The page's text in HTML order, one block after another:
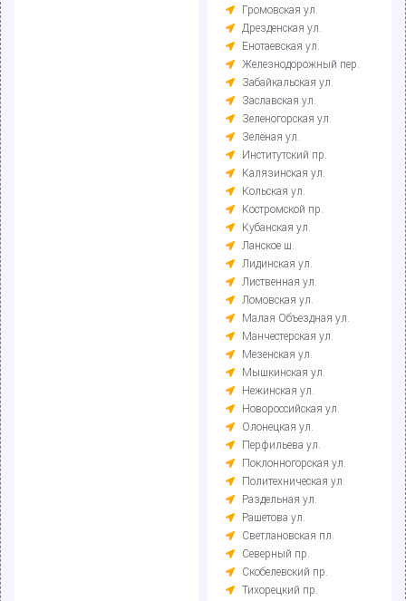
Громовская ул.
Дрезденская ул.
Енотаевская ул.
Железнодорожный пер.
Забайкальская ул.
Заславская ул.
Зеленогорская ул.
Зелёная ул.
Институтский пр.
Калязинская ул.
Кольская ул.
Костромской пр.
Кубанская ул.
Ланское ш.
Лидинская ул.
Лиственная ул.
Ломовская ул.
Малая Объездная ул.
Манчестерская ул.
Мезенская ул.
Мышкинская ул.
Нежинская ул.
Новороссийская ул.
Олонецкая ул.
Перфильева ул.
Поклонногорская ул.
Политехническая ул.
Раздельная ул.
Рашетова ул.
Светлановская пл.
Северный пр.
Скобелевский пр.
Тихорецкий пр.